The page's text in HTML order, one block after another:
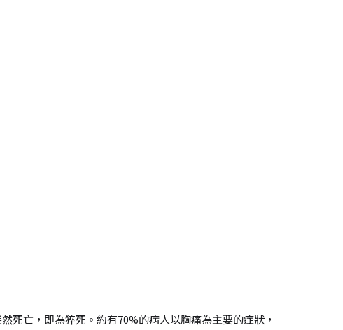
死亡，即為猝死。約有70%的病人以胸痛為主要的症狀，